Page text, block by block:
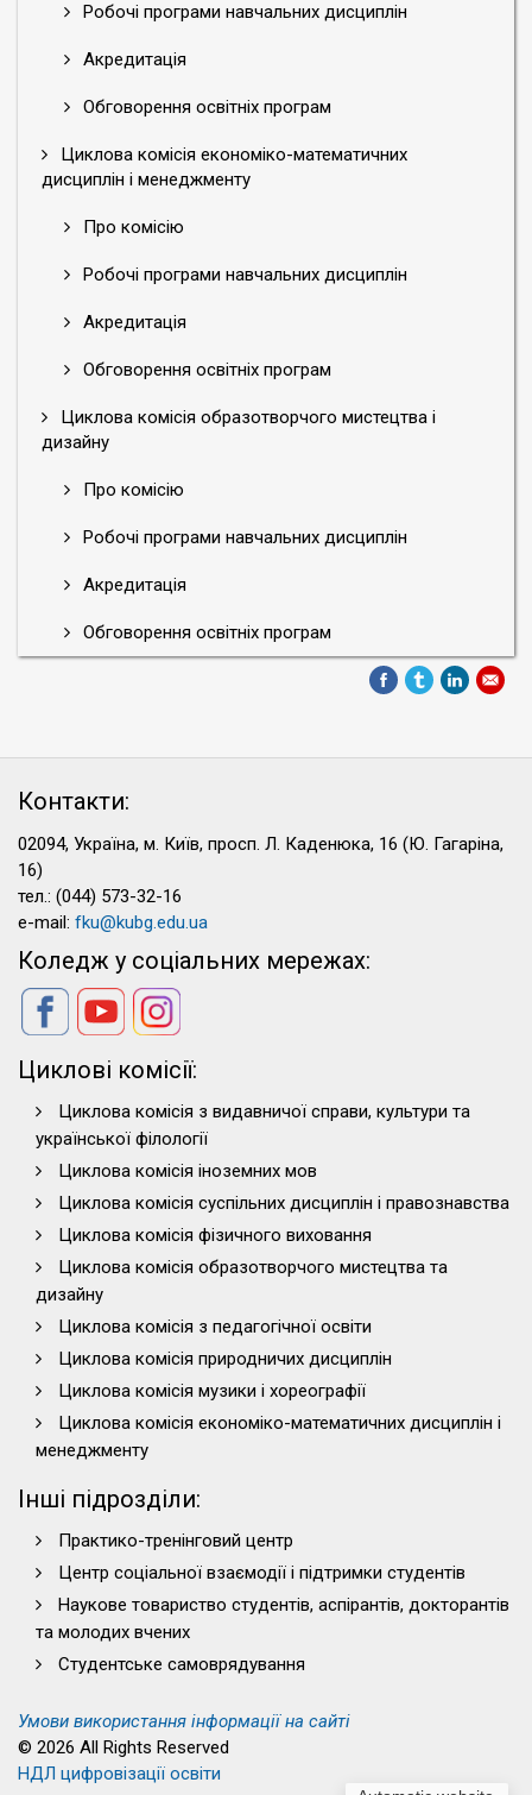
Робочі програми навчальних дисциплін
Акредитація
Обговорення освітніх програм
Циклова комісія економіко-математичних
дисциплін і менеджменту
Про комісію
Робочі програми навчальних дисциплін
Акредитація
Обговорення освітніх програм
Циклова комісія образотворчого мистецтва і
дизайну
Про комісію
Робочі програми навчальних дисциплін
Акредитація
Обговорення освітніх програм
Контакти:
02094, Україна, м. Київ, просп. Л. Каденюка, 16 (Ю. Гагаріна,
16)
тел.: (044) 573-32-16
e-mail: fku@kubg.edu.ua
Коледж у соціальних мережах:
Циклові комісії:
Циклова комісія з видавничої справи, культури та
української філології
Циклова комісія іноземних мов
Циклова комісія суспільних дисциплін і правознавства
Циклова комісія фізичного виховання
Циклова комісія образотворчого мистецтва та
дизайну
Циклова комісія з педагогічної освіти
Циклова комісія природничих дисциплін
Циклова комісія музики і хореографії
Циклова комісія економіко-математичних дисциплін і
менеджменту
Інші підрозділи:
Практико-тренінговий центр
Центр соціальної взаємодії і підтримки студентів
Наукове товариство студентів, аспірантів, докторантів
та молодих вчених
Студентське самоврядування
Умови використання інформації на сайті
© 2026 All Rights Reserved
НДЛ цифровізації освіти